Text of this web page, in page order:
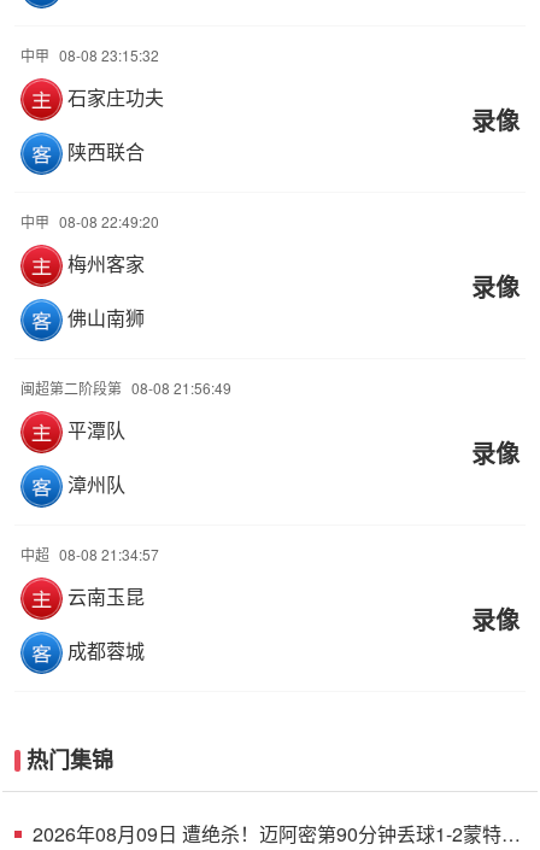
中甲 08-08 23:15:32
石家庄功夫
陕西联合
录像
中甲 08-08 22:49:20
梅州客家
佛山南狮
录像
闽超第二阶段第 08-08 21:56:49
平潭队
漳州队
录像
中超 08-08 21:34:57
云南玉昆
成都蓉城
录像
热门集锦
2026年08月09日 遭绝杀！迈阿密第90分钟丢球1-2蒙特雷